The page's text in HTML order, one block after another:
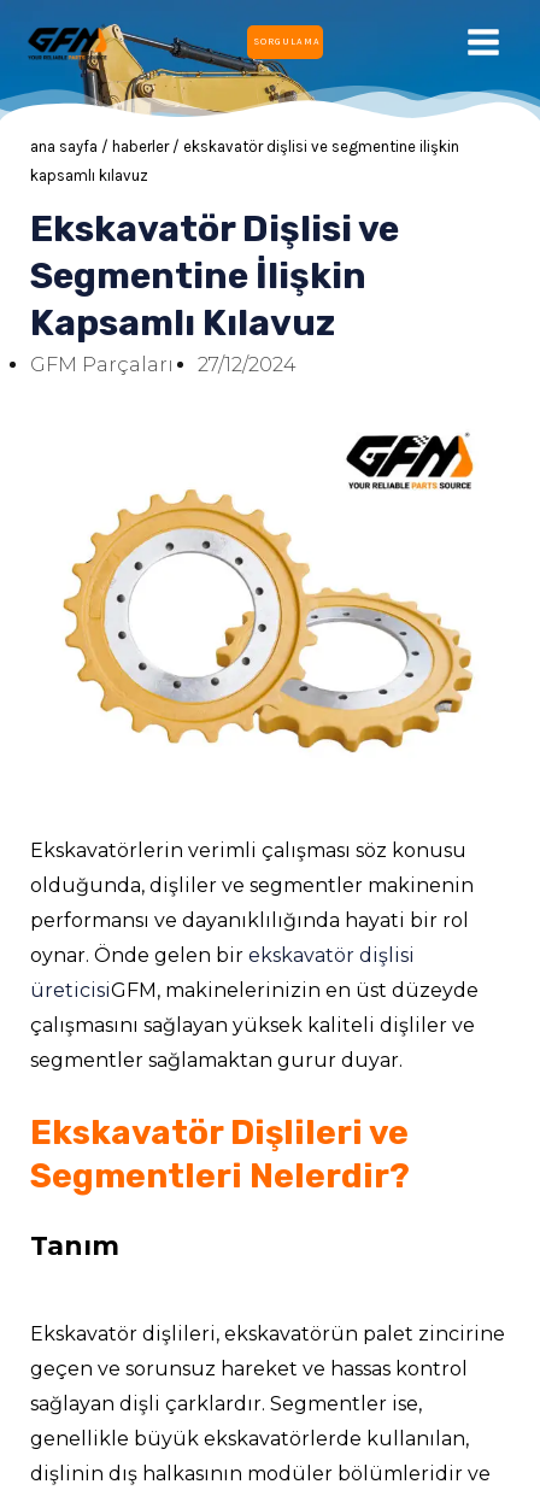
atla
SORGULAMA
ANA
ana sayfa / haberler/ ekskavatör dişlisi ve segmentine i̇lişkin
kapsamlı kılavuz
Ekskavatör Dişlisi ve
Segmentine İlişkin
Kapsamlı Kılavuz
GFM Parçaları 27/12/2024
Ekskavatörlerin verimli çalışması söz konusu
olduğunda, dişliler ve segmentler makinenin
performansı ve dayanıklılığında hayati bir rol
oynar. Önde gelen bir ekskavatör dişlisi
üreticisiGFM, makinelerinizin en üst düzeyde
çalışmasını sağlayan yüksek kaliteli dişliler ve
segmentler sağlamaktan gurur duyar.
Ekskavatör Dişlileri ve
Segmentleri Nelerdir?
Tanım
Ekskavatör dişlileri, ekskavatörün palet zincirine
geçen ve sorunsuz hareket ve hassas kontrol
sağlayan dişli çarklardır. Segmentler ise,
genellikle büyük ekskavatörlerde kullanılan,
dişlinin dış halkasının modüler bölümleridir ve